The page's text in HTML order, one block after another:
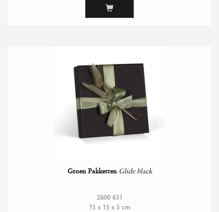
Groen Pakketten Glide black
2600 631
15 x 15 x 3 cm